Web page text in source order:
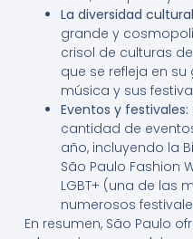
La diversidad
grande y
crisol de culturas
que se refleja en
música y sus
Eventos y festivales:
cantidad de
año, incluyendo la
São Paulo Fashion
LGBT+ (una de las
numerosos
En resumen, São Paulo